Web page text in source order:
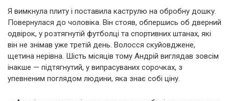
Я вимкнула плиту і поставила каструлю на обробну дошку.
Повернулася до чоловіка. Він стояв, обпершись об дверний
одвірок, у розтягнутій футболці та спортивних штанах, які
він не знімав уже третій день. Волосся скуйовджене,
щетина нерівна. Шість місяців тому Андрій виглядав зовсім
інакше — підтягнутий, у випрасуваних сорочках, з
упевненим поглядом людини, яка знає собі ціну.